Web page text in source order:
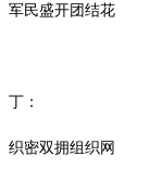
军民盛开团结花
丁：
织密双拥组织网